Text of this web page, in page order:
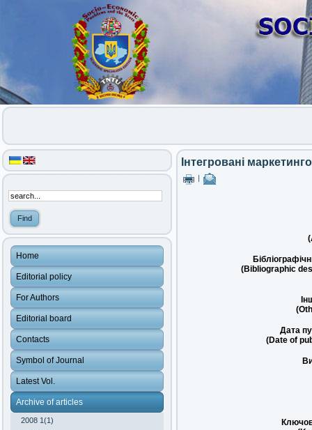
Home
Editorial policy
For Authors
Editorial board
Contacts
Symbol of Journal
Latest Vol.
Archive of articles
2008 1(1)
Інтегровані
(Bibliographic
Дата
(Date of